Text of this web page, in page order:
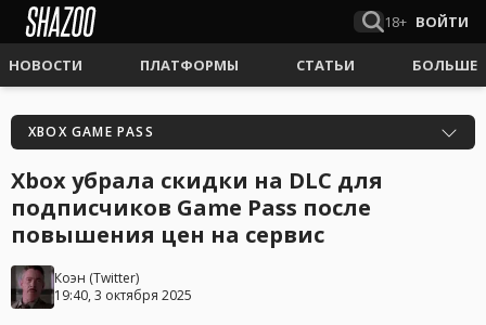
18+ ВОЙТИ
НОВОСТИ ПЛАТФОРМЫ СТАТЬИ БОЛЬШЕ
XBOX GAME PASS
Xbox убрала скидки на DLC для
подписчиков Game Pass после
повышения цен на сервис
Коэн (Twitter)
19:40, 3 октября 2025